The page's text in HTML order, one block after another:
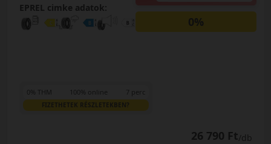
EPREL cimke adatok:
0%
0% THM 100% online 7 perc
FIZETHETEK RÉSZLETEKBEN?
26 790 Ft/db